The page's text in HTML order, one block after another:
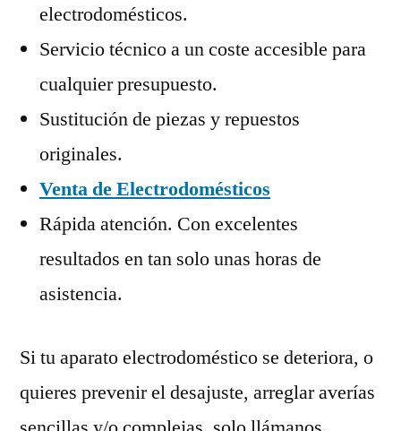
electrodomésticos.
Servicio técnico a un coste accesible para
cualquier presupuesto.
Sustitución de piezas y repuestos
originales.
Venta de Electrodomésticos
Rápida atención. Con excelentes
resultados en tan solo unas horas de
asistencia.
Si tu aparato electrodoméstico se deteriora, o
quieres prevenir el desajuste, arreglar averías